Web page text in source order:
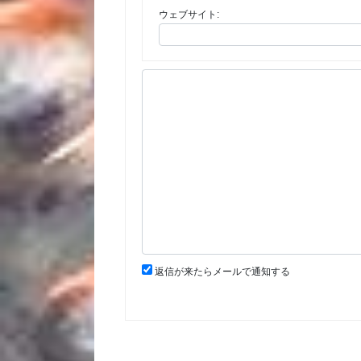
ウェブサイト:
返信が来たらメールで通知する